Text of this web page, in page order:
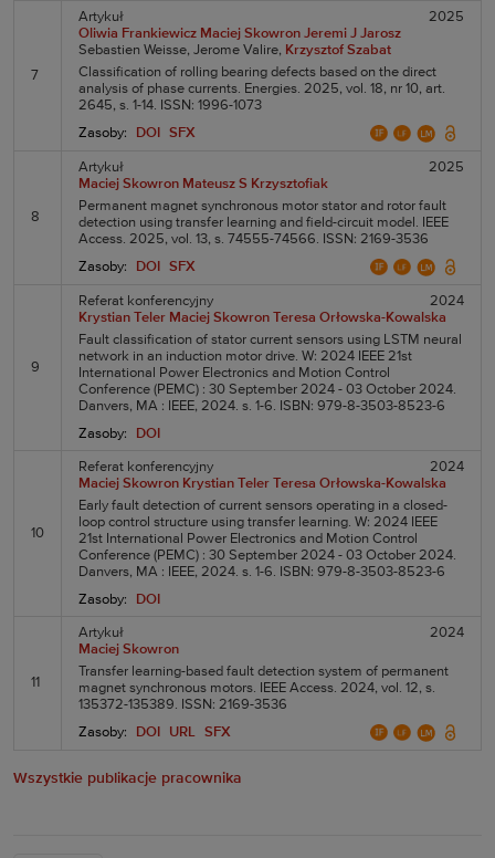
7
Artykuł
2025
Oliwia Frankiewicz Maciej Skowron Jeremi J Jarosz
Sebastien Weisse, Jerome Valire, Krzysztof Szabat
Classification of rolling bearing defects based on the direct
analysis of phase currents. Energies. 2025, vol. 18, nr 10, art.
2645, s. 1-14. ISSN: 1996-1073
Zasoby:
DOI SFX
8
Artykuł
2025
Maciej Skowron Mateusz S Krzysztofiak
Permanent magnet synchronous motor stator and rotor fault
detection using transfer learning and field-circuit model. IEEE
Access. 2025, vol. 13, s. 74555-74566. ISSN: 2169-3536
Zasoby:
DOI SFX
9
Referat konferencyjny
2024
Krystian Teler Maciej Skowron Teresa Orłowska-Kowalska
Fault classification of stator current sensors using LSTM neural
network in an induction motor drive. W: 2024 IEEE 21st
International Power Electronics and Motion Control
Conference (PEMC) : 30 September 2024 - 03 October 2024.
Danvers, MA : IEEE, 2024. s. 1-6. ISBN: 979-8-3503-8523-6
Zasoby:
DOI
10
Referat konferencyjny
2024
Maciej Skowron Krystian Teler Teresa Orłowska-Kowalska
Early fault detection of current sensors operating in a closed-
loop control structure using transfer learning. W: 2024 IEEE
21st International Power Electronics and Motion Control
Conference (PEMC) : 30 September 2024 - 03 October 2024.
Danvers, MA : IEEE, 2024. s. 1-6. ISBN: 979-8-3503-8523-6
Zasoby:
DOI
11
Artykuł
2024
Maciej Skowron
Transfer learning-based fault detection system of permanent
magnet synchronous motors. IEEE Access. 2024, vol. 12, s.
135372-135389. ISSN: 2169-3536
Zasoby:
DOI URL SFX
Wszystkie publikacje pracownika